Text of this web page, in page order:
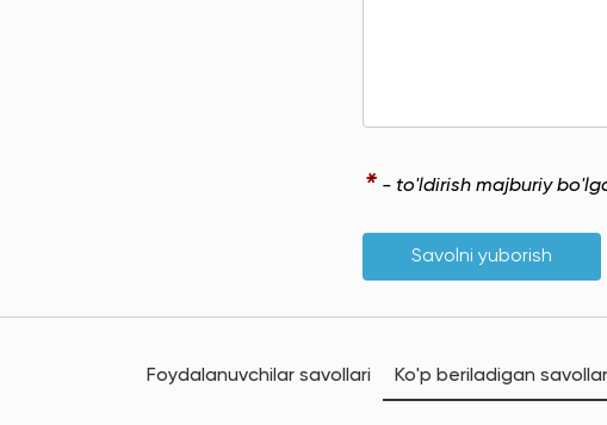
* - to'ldirish majburiy
Savolni yuborish
Foydalanuvchilar savollari Ko'p beriladigan savollar